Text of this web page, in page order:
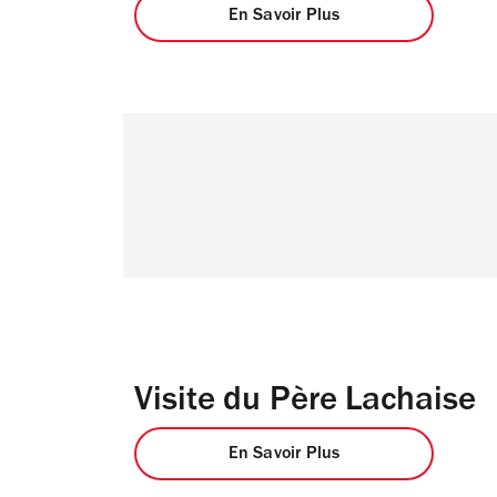
En Savoir Plus
Visite du Père Lachaise
En Savoir Plus